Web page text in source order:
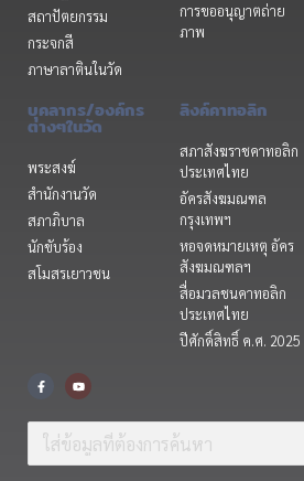
สถาปัตยกรรม
กระจกสี
ภาษาลาตินในวัด
การขออนุญาตถ่าย
ภาพ
บุคลากร/องค์กร
ต่างๆในวัด
พระสงฆ์
สำนักงานวัด
สภาภิบาล
นักขับร้อง
สโมสรเยาวชน
ลิงค์คาทอลิก
สภาสังฆราชคาทอลิก
ประเทศไทย
อัครสังฆมณฑล
กรุงเทพฯ
หอจดหมายเหตุ อัคร
สังฆมณฑลฯ
สื่อมวลชนคาทอลิก
ประเทศไทย
ปีศักดิ์สิทธิ์ ค.ศ. 2025